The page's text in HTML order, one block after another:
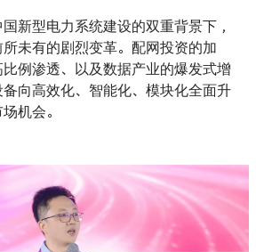
新型电力系统建设的双重背景下，
未有的剧烈变革。配网投资的加
例渗透、以及数据产业的爆发式增
向高效化、智能化、模块化全面升
机会。